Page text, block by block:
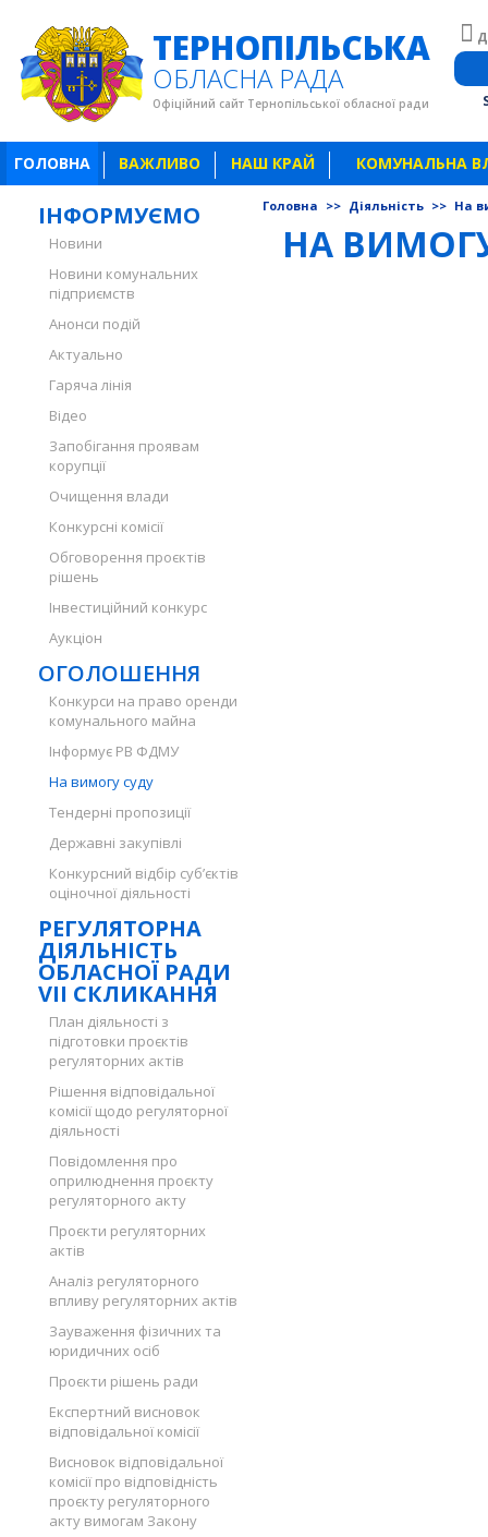
ТЕРНОПІЛЬСЬКА
ОБЛАСНА РАДА
Офіційний сайт Тернопільської обласної ради
ГОЛОВНА ВАЖЛИВО НАШ КРАЙ КОМУНАЛЬНА
ІНФОРМУЄМО
Новини
Новини комунальних
підприємств
Анонси подій
Актуально
Гаряча лінія
Відео
Запобігання проявам
корупції
Очищення влади
Конкурсні комісії
Обговорення проєктів
рішень
Інвестиційний конкурс
Аукціон
ОГОЛОШЕННЯ
Конкурси на право оренди
комунального майна
Інформує РВ ФДМУ
На вимогу суду
Тендерні пропозиції
Державні закупівлі
Конкурсний відбір суб’єктів
оціночної діяльності
РЕГУЛЯТОРНА
ДІЯЛЬНІСТЬ
ОБЛАСНОЇ РАДИ
VII СКЛИКАННЯ
План діяльності з
підготовки проєктів
регуляторних актів
Рішення відповідальної
комісії щодо регуляторної
діяльності
Повідомлення про
оприлюднення проєкту
регуляторного акту
Проєкти регуляторних
актів
Аналіз регуляторного
впливу регуляторних актів
Зауваження фізичних та
юридичних осіб
Проєкти рішень ради
Експертний висновок
відповідальної комісії
Висновок відповідальної
комісії про відповідність
проєкту регуляторного
акту вимогам Закону
Головна >> Діяльність >> На
НА